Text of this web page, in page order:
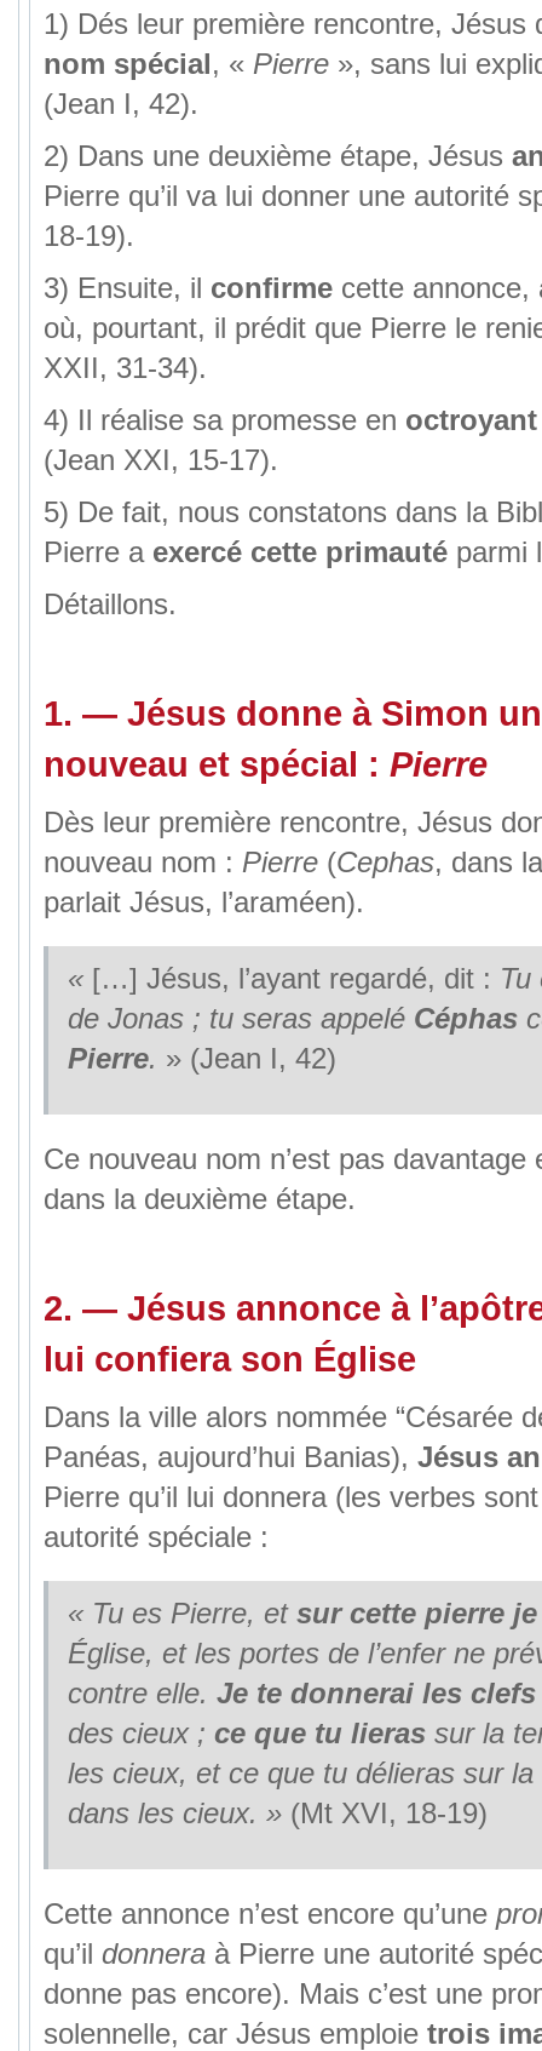
1) Dés leur première rencontre,
nom spécial, « Pierre», sans lui
(Jean I, 42).
2) Dans une deuxième étape, Jésus
Pierre qu’il va lui donner une autorité
18-19).
3) Ensuite, il confirmecette annonce,
où, pourtant, il prédit que Pierre le
XXII, 31-34).
4) Il réalise sa promesse en octroyant
(Jean XXI, 15-17).
5) De fait, nous constatons dans la
Pierre a exercé cette primautéparmi
Détaillons.
1. — Jésus donne à Simon
nouveau et spécial : Pierre
Dès leur première rencontre, Jésus
nouveau nom : Pierre(Cephas, dans
parlait Jésus, l’araméen).
« […] Jésus, l’ayant regardé, dit :
de Jonas ; tu seras appelé Céphas
Pierre. » (Jean I, 42)
Ce nouveau nom n’est pas davantage
dans la deuxième étape.
2. — Jésus annonce à
lui confiera son Église
Dans la ville alors nommée “Césarée
Panéas, aujourd’hui Banias), Jésus
Pierre qu’il lui donnera (les verbes
autorité spéciale :
« Tu es Pierre, et sur cette pierre
Église, et les portes de l’enfer ne
contre elle. Je te donnerai les clefs
des cieux ; ce que tu lierassur la
les cieux, et ce que tu délieras sur
dans les cieux. » (Mt XVI, 18-19)
Cette annonce n’est encore qu’une
qu’il donneraà Pierre une autorité
donne pas encore). Mais c’est une
solennelle, car Jésus emploie trois